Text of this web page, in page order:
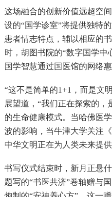
这场融合的创新价值远超空
设的“国学诊室”将提供独特
患者情志特点，辅以相应的
时，胡图书院的“数字国学中
国学智慧通过国医馆的网络惠
“这不是简单的1+1，而是文
展望道，“我们正在探索的
的生命健康模式。当哈佛医
波的影响，当牛津大学关注
中华文明正在为人类未来提
书写仪式结束时，新月正悬
题写的“书医共济”卷轴赠与